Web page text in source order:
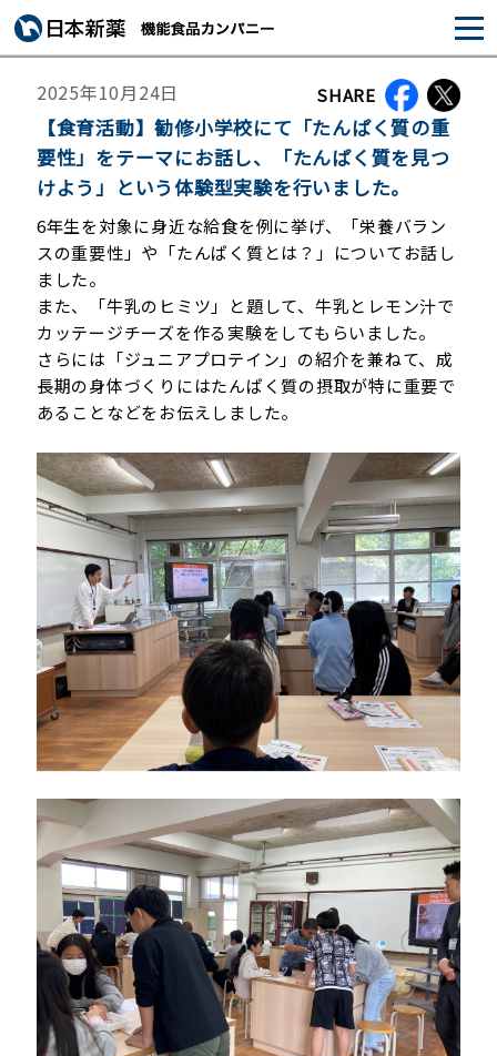
2025年10月24日 SHARE
【食育活動】勧修小学校にて「たんぱく質の重
要性」をテーマにお話し、「たんぱく質を見つ
けよう」という体験型実験を行いました。
6年生を対象に身近な給食を例に挙げ、「栄養バラン
スの重要性」や「たんぱく質とは？」についてお話し
ました。
また、「牛乳のヒミツ」と題して、牛乳とレモン汁で
カッテージチーズを作る実験をしてもらいました。
さらには「ジュニアプロテイン」の紹介を兼ねて、成
長期の身体づくりにはたんぱく質の摂取が特に重要で
あることなどをお伝えしました。